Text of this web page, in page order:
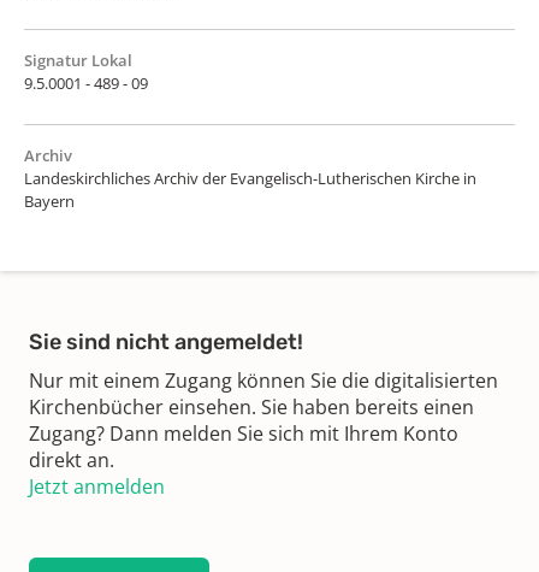
Signatur Lokal
9.5.0001 - 489 - 09
Archiv
Landeskirchliches Archiv der Evangelisch-Lutherischen Kirche in
Bayern
Sie sind nicht angemeldet!
Nur mit einem Zugang können Sie die digitalisierten
Kirchenbücher einsehen. Sie haben bereits einen
Zugang? Dann melden Sie sich mit Ihrem Konto
direkt an.
Jetzt anmelden